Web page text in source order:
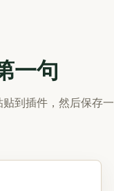
一句
到插件，然后保存一